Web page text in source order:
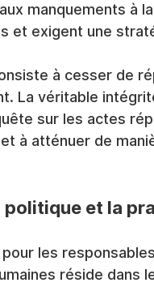
manquements à
et exigent une
à cesser de
La véritable
sur les actes
à atténuer de
politique et la
pour les
réside dans